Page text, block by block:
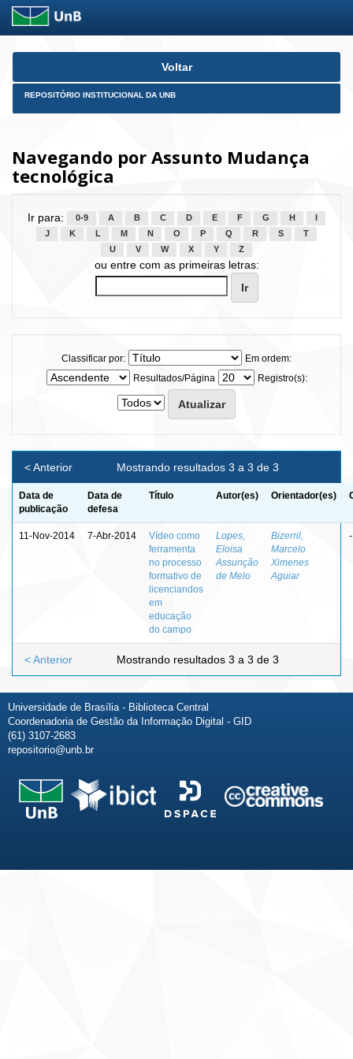
Skip
Voltar
REPOSITÓRIO INSTITUCIONAL DA UNB
Navegando por Assunto Mudança
tecnológica
Ir para: 0-9 A B C D E F G H
J
K L M N O P Q R S
T
U
V W X Y Z
ou entre com as primeiras letras:
Classificar por:
Em ordem:
Resultados/Página
Registro(s):
Mostrando resultados 3 a 3 de 3
< Anterior
Data de
publicação
Data de
defesa
Título Autor(es) Orientador(es)
11-Nov-2014 7-Abr-2014
Vídeo como
ferramenta
no processo
formativo de
licenciandos
em
educação
do campo
Lopes,
Eloisa
Assunção
de Melo
Bizerril,
Marcelo
Ximenes
Aguiar
-
Mostrando resultados 3 a 3 de 3
< Anterior
Universidade de Brasília - Biblioteca Central
Coordenadoria de Gestão da Informação Digital - GID
(61) 3107-2683
repositorio@unb.br